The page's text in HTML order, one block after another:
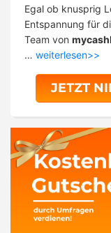
Egal ob knusprig
Entspannung für
Team von
… weiterlesen>>
JETZT